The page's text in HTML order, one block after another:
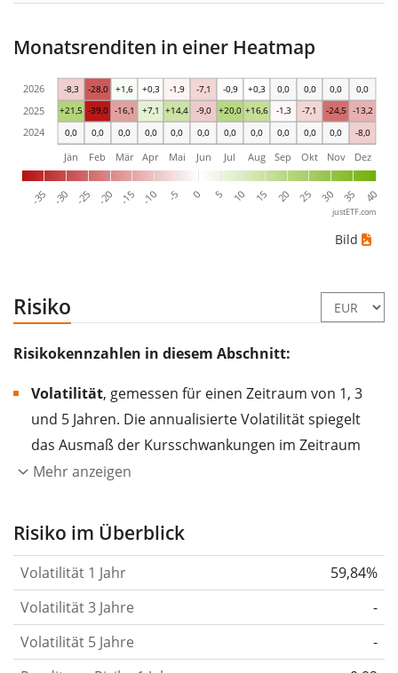
Monatsrenditen in einer Heatmap
0,0 0,0 0,0 0,0 0,0 0,0 0,0 0,0 0,0 0,0 0,0 -8,0
+21,5 -39,0 -16,1 +7,1 +14,4 -9,0 +20,0 +16,6 -1,3 -7,1 -24,5 -13,2
-8,3 -28,0 +1,6 +0,3 -1,9 -7,1 -0,9 +0,3 0,0 0,0 0,0 0,0
-35 -30 -25 -20 -15 -10 -5 0 5 10 15 20 25 30 35 40
Jän Feb Mär Apr Mai Jun Jul Aug Sep Okt Nov Dez
2024
2025
2026
justETF.com
Bild
Risiko
Risikokennzahlen in diesem Abschnitt:
Volatilität, gemessen für einen Zeitraum von 1, 3
und 5 Jahren. Die annualisierte Volatilität spiegelt
das Ausmaß der Kursschwankungen im Zeitraum
eines Jahres wider.
Aktie, des ETF, usw.) in der Vergangenheit
gelten im Allgemeinen als risikoreicher. Wir
berechnen die Volatilität auf Basis der Daten der
letzten 1, 3 und 5 Jahre, damit du sehen kannst, ob
die Kursschwankungen im Laufe der Zeit stärker
Mehr anzeigen
Risiko im Überblick
Volatilität 1 Jahr
59,84%
Volatilität 3 Jahre
-
Volatilität 5 Jahre
-